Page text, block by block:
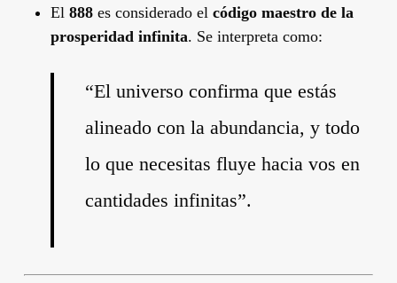
El 888es considerado el código maestro de la
prosperidad infinita. Se interpreta como:
“El universo confirma que estás
alineado con la abundancia, y todo
lo que necesitas fluye hacia vos en
cantidades infinitas”.